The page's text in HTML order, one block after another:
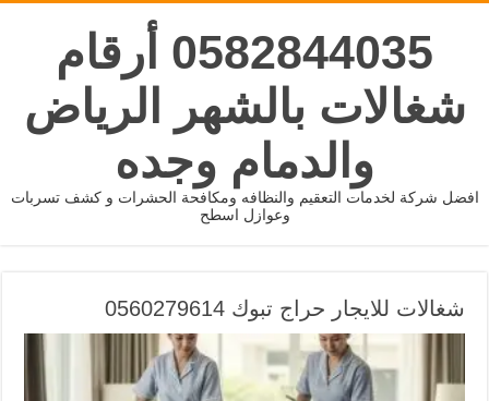
0582844035 أرقام
شغالات بالشهر الرياض
والدمام وجده
افضل شركة لخدمات التعقيم والنظافه ومكافحة الحشرات و كشف تسربات
وعوازل اسطح
شغالات للايجار حراج تبوك 0560279614